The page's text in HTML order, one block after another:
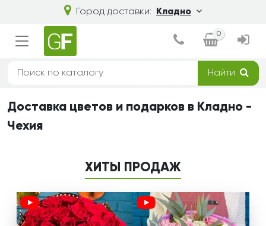
Город доставки: Кладно
0
Найти
Доставка цветов и подарков в Кладно -
Чехия
ХИТЫ ПРОДАЖ